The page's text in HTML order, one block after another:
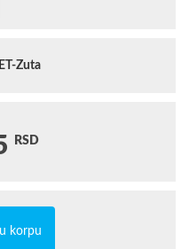
Zuta
RSD
korpu